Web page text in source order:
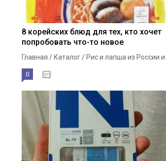
8 корейских блюд для тех, кто хочет
попробовать что-то новое
Главная / Каталог / Рис и лапша из России и...
0